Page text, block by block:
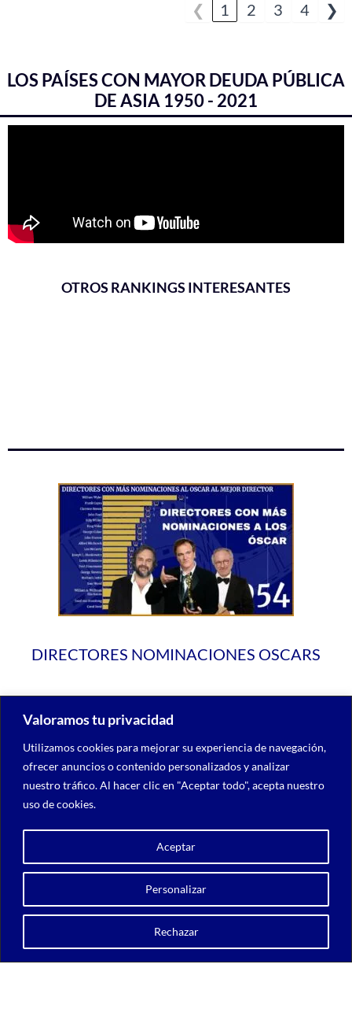
Valoramos tu privacidad
Utilizamos cookies para mejorar su experiencia de navegación,
ofrecer anuncios o contenido personalizados y analizar
nuestro tráfico. Al hacer clic en "Aceptar todo", acepta nuestro
uso de cookies.
Personalizar
Rechazar
Aceptar
❮ 1 2 3 4 ❯
LOS PAÍSES CON MAYOR DEUDA PÚBLICA
DE ASIA 1950 - 2021
OTROS RANKINGS INTERESANTES
DIRECTORES NOMINACIONES OSCARS
Copyright © 2026 UGRAPHICS